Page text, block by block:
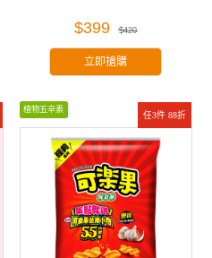
$399 $420
立即搶購
任3件 88折
植物五辛素